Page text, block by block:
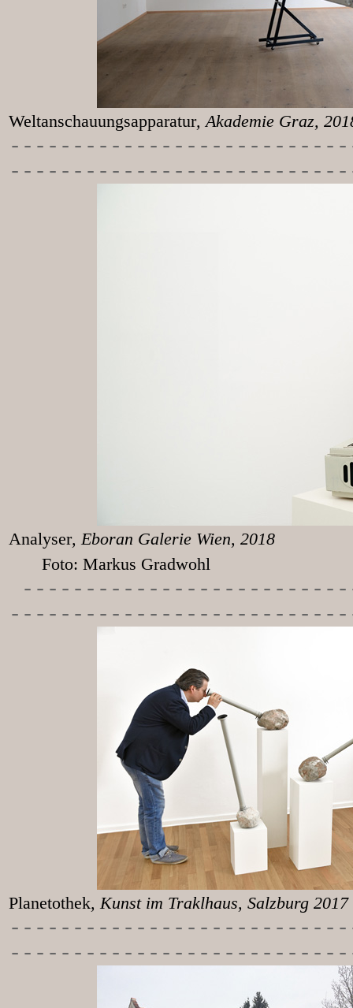
Weltanschauungsapparatur, Akademie Graz,
-----------
Analyser,
Foto: Markus Gradwohl
-----------
Planetothek, Kunst im
-----------